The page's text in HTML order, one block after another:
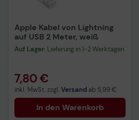
Apple Kabel von Lightning
auf USB 2 Meter, weiß
Auf Lager: Lieferung in 1-2 Werktagen
7,80 €
inkl. MwSt. zzgl. Versand ab 5,99 €
In den Warenkorb